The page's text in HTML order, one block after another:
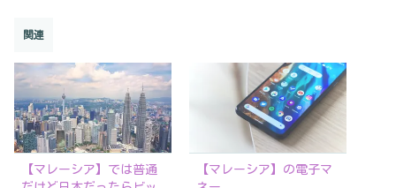
関連
【マレーシア】では普通
【マレーシア】の電子マ